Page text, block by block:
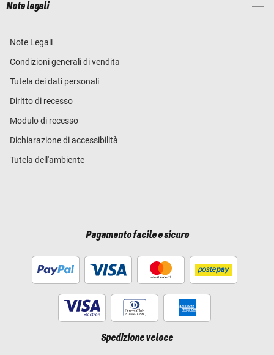
Note legali
Note Legali
Condizioni generali di vendita
Tutela dei dati personali
Diritto di recesso
Modulo di recesso
Dichiarazione di accessibilità
Tutela dell'ambiente
Pagamento facile e sicuro
Spedizione veloce